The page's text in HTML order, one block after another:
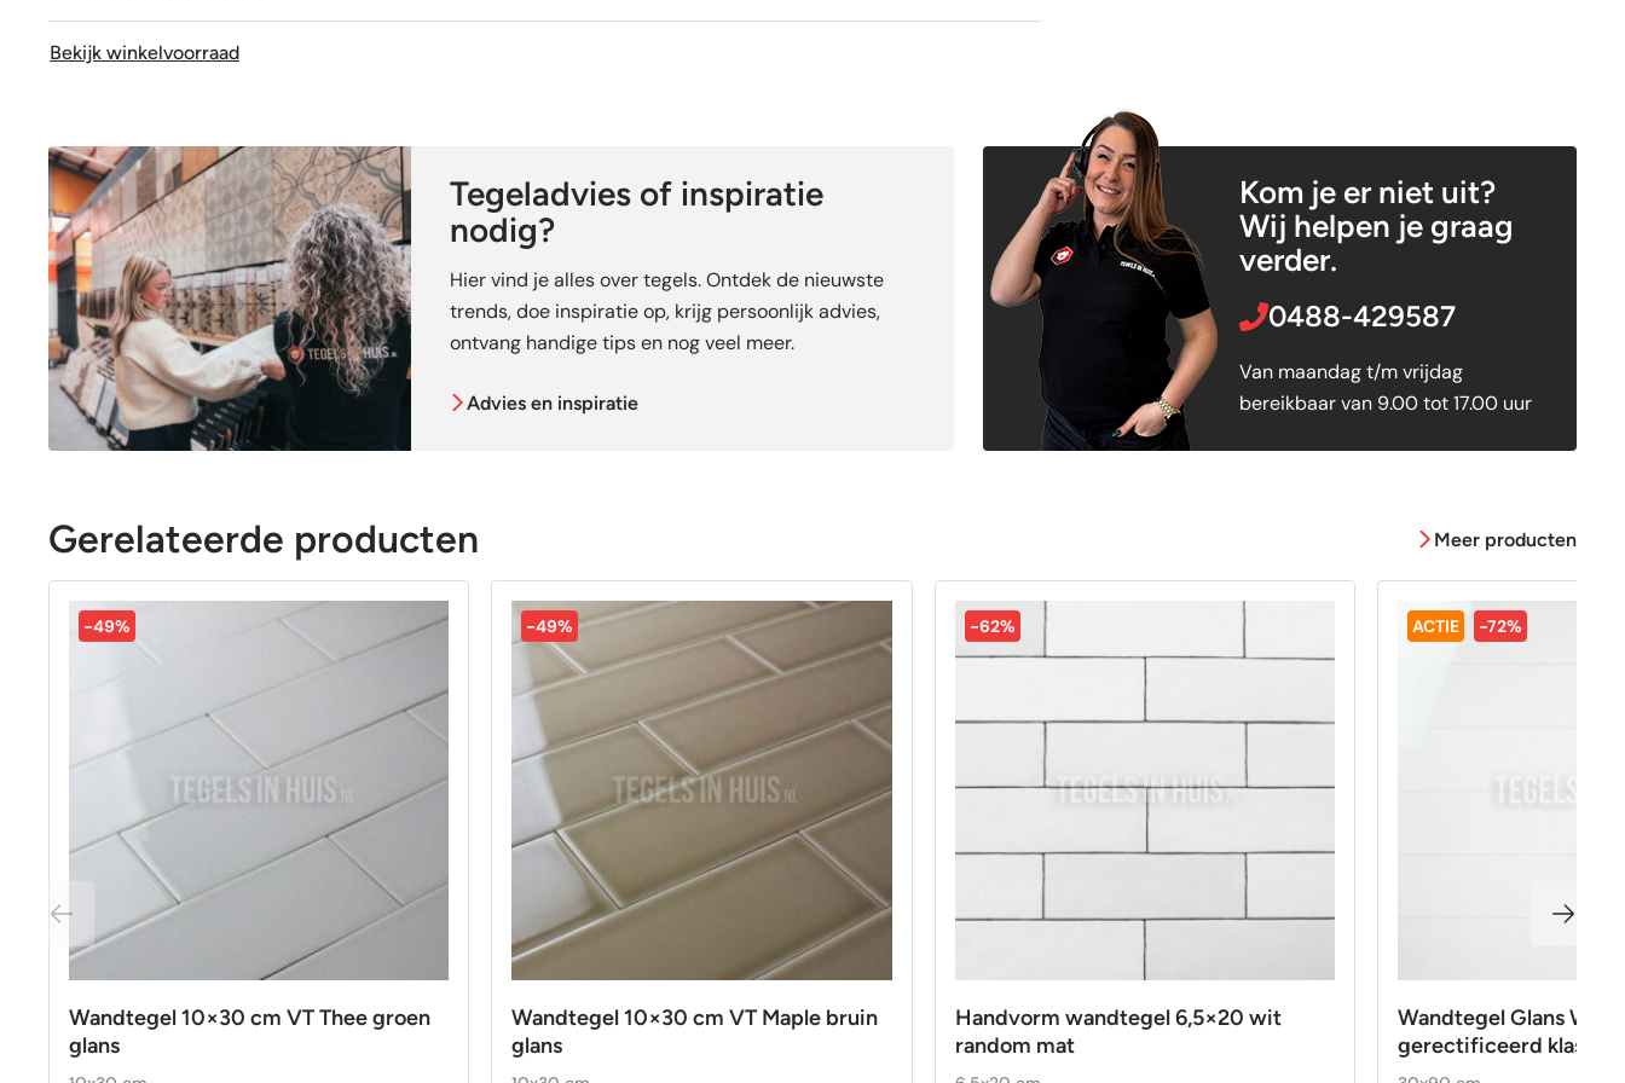
Bekijk winkelvoorraad
Tegeladvies of inspiratie
nodig?
Hier vind je alles over tegels. Ontdek de nieuwste
trends, doe inspiratie op, krijg persoonlijk advies,
ontvang handige tips en nog veel meer.
Advies en inspiratie
Kom je er niet uit?
Wij helpen je graag
verder.
0488-429587
Van maandag t/m vrijdag
bereikbaar van 9.00 tot 17.00 uur
Gerelateerde producten Meer producten
-49%
Wandtegel 10×30 cm VT Thee groen
glans
-49%
Wandtegel 10×30 cm VT Maple bruin
glans
-62%
Handvorm wandtegel 6,5×20 wit
random mat
ACTIE -72%
Wandtegel Glans Wit
gerectificeerd klasse 1